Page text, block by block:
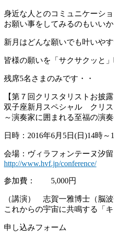
身近な人とのコミュニケーシ
お願い事をしてみるのもいい
新月はどんな願いでも叶いや
皆様の願いを「サクサクッと
残席5名さまのみです・・
【第７回クリスタリストお披露
双子座新月スペシャル クリ
～演奏家に囲まれる至福の演奏
日時：2016年6月5日(日)14時～
会場：ヴィラフォンテーヌ汐
http://www.hvf.jp/conference/
参加費： 5,000円
（講演） 志賀一雅博士（脳波
これからの宇宙に共鳴する「キ
申し込みフォーム